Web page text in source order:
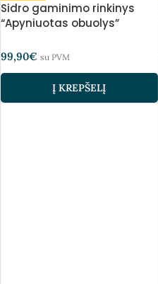
Sidro gaminimo rinkinys
“Apyniuotas obuolys”
99,90€ su PVM
Į KREPŠELĮ